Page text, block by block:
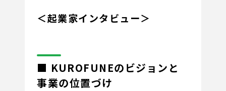
＜起業家インタビュー＞
■ KUROFUNEのビジョンと
事業の位置づけ